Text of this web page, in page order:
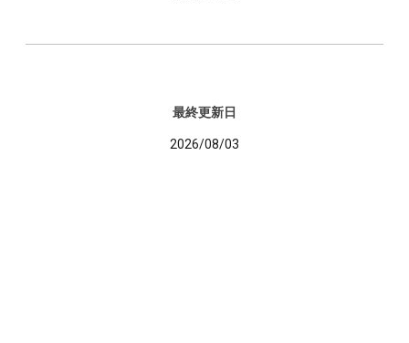
最終更新日
2026/08/03